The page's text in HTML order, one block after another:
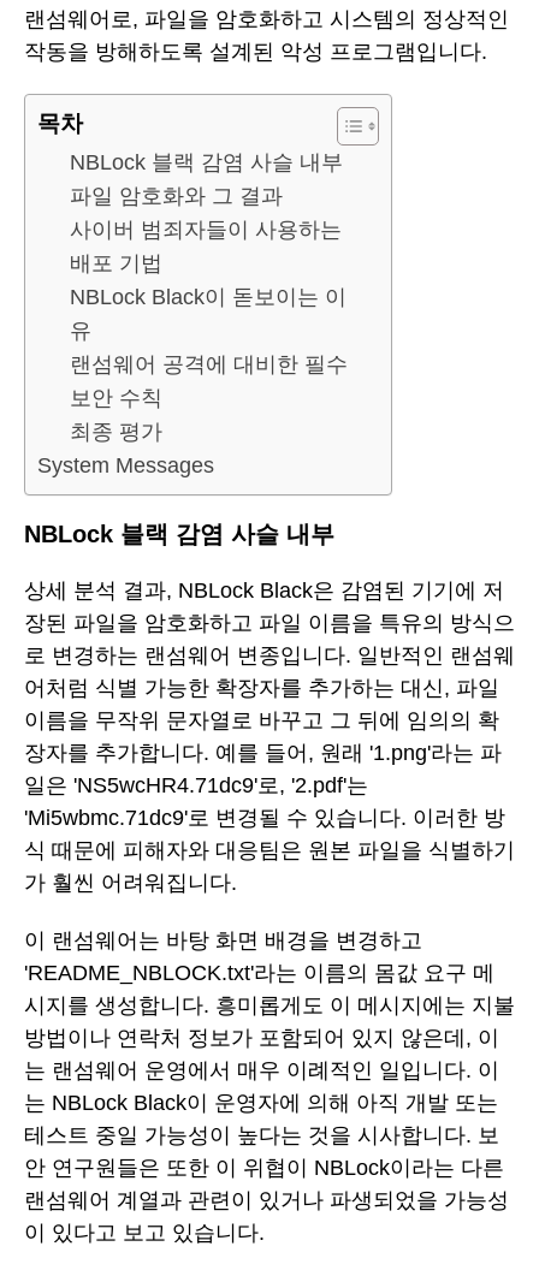
랜섬웨어로, 파일을 암호화하고 시스템의 정상적인
작동을 방해하도록 설계된 악성 프로그램입니다.
목차
NBLock 블랙 감염 사슬 내부
파일 암호화와 그 결과
사이버 범죄자들이 사용하는
배포 기법
NBLock Black이 돋보이는 이
유
랜섬웨어 공격에 대비한 필수
보안 수칙
최종 평가
System Messages
NBLock 블랙 감염 사슬 내부
상세 분석 결과, NBLock Black은 감염된 기기에 저
장된 파일을 암호화하고 파일 이름을 특유의 방식으
로 변경하는 랜섬웨어 변종입니다. 일반적인 랜섬웨
어처럼 식별 가능한 확장자를 추가하는 대신, 파일
이름을 무작위 문자열로 바꾸고 그 뒤에 임의의 확
장자를 추가합니다. 예를 들어, 원래 '1.png'라는 파
일은 'NS5wcHR4.71dc9'로, '2.pdf'는
'Mi5wbmc.71dc9'로 변경될 수 있습니다. 이러한 방
식 때문에 피해자와 대응팀은 원본 파일을 식별하기
가 훨씬 어려워집니다.
이 랜섬웨어는 바탕 화면 배경을 변경하고
'README_NBLOCK.txt'라는 이름의 몸값 요구 메
시지를 생성합니다. 흥미롭게도 이 메시지에는 지불
방법이나 연락처 정보가 포함되어 있지 않은데, 이
는 랜섬웨어 운영에서 매우 이례적인 일입니다. 이
는 NBLock Black이 운영자에 의해 아직 개발 또는
테스트 중일 가능성이 높다는 것을 시사합니다. 보
안 연구원들은 또한 이 위협이 NBLock이라는 다른
랜섬웨어 계열과 관련이 있거나 파생되었을 가능성
이 있다고 보고 있습니다.